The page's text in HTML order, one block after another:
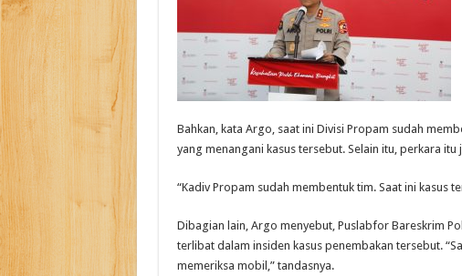
Bahkan, kata Argo, saat ini Divisi Propam sudah
yang menangani kasus tersebut. Selain itu, perkara
“Kadiv Propam sudah membentuk tim. Saat ini kasus
Dibagian lain, Argo menyebut, Puslabfor Bareskrim
terlibat dalam insiden kasus penembakan tersebut.
memeriksa mobil,” tandasnya.